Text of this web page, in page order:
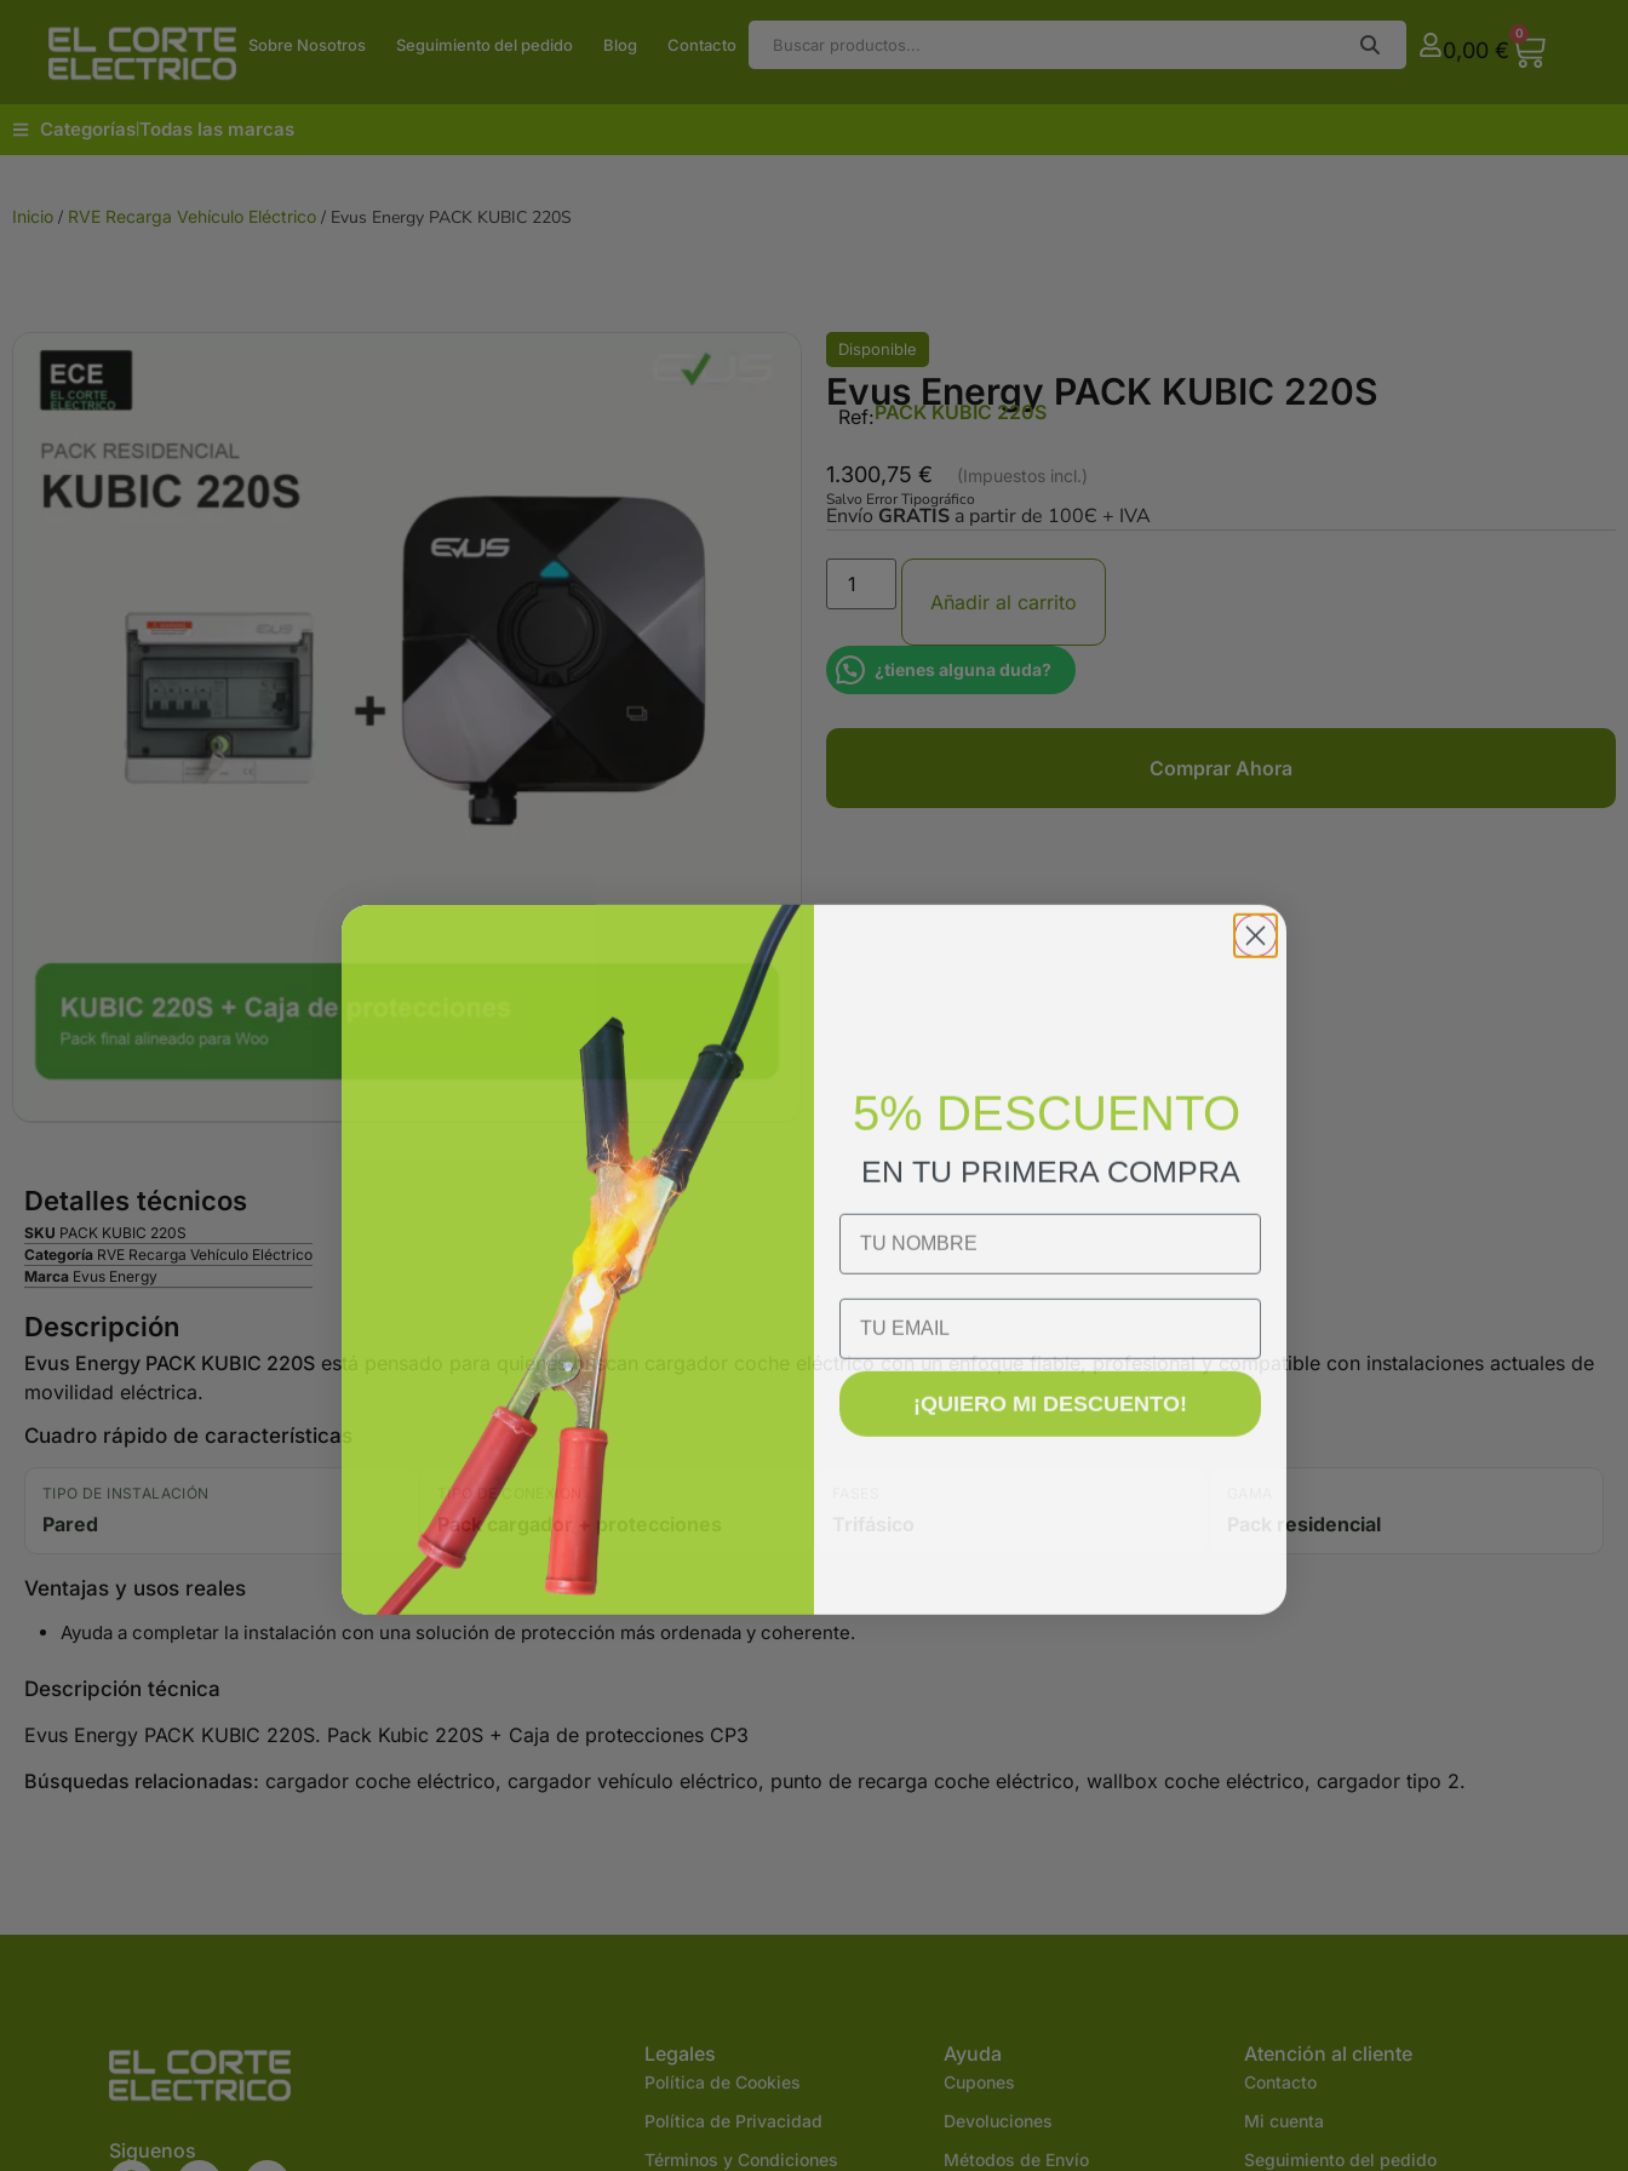
Sobre Nosotros Seguimiento del pedido Blog Contacto 0,00 €
0
Categorías| Todas las marcas
Inicio / RVE Recarga Vehículo Eléctrico / Evus Energy PACK KUBIC 220S
Disponible
Evus Energy PACK KUBIC 220S
Ref:PACK KUBIC 220S
1.300,75 €
Salvo Error Tipográfico
Envío GRATIS a partir de 100Є + IVA
Añadir al carrito
¿tienes alguna duda?
Comprar Ahora
Detalles técnicos
SKU PACK KUBIC 220S
Categoría RVE Recarga Vehículo Eléctrico
Marca Evus Energy
Descripción
Evus Energy PACK KUBIC 220S está pensado para quienes buscan cargador coche eléctrico con un enfoque fiable, profesional y compatible con instalaciones actuales de
movilidad eléctrica.
Cuadro rápido de características
TIPO DE INSTALACIÓN
Pared
TIPO DE CONEXIÓN
Pack cargador + protecciones Pack residencial
Ventajas y usos reales
Ayuda a completar la instalación con una solución de protección más ordenada y coherente.
Descripción técnica
Evus Energy PACK KUBIC 220S. Pack Kubic 220S + Caja de protecciones CP3
Búsquedas relacionadas: cargador coche eléctrico, cargador vehículo eléctrico, punto de recarga coche eléctrico, wallbox coche eléctrico, cargador tipo 2.
Siguenos
Legales
Política de Cookies
Política de Privacidad
Términos y Condiciones
Ayuda
Cupones
Devoluciones
Métodos de Envío
Atención al cliente
Contacto
Mi cuenta
Seguimiento del pedido
5% DESCUENTO
EN TU PRIMERA COMPRA
NOMBRE
Email
¡QUIERO MI DESCUENTO!